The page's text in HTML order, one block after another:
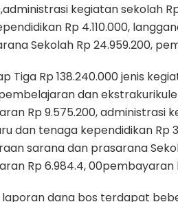
kegiatan sekolah
Rp 4.110.000,
Sekolah Rp 24.959.200,
Tiga Rp 138.240.000 jenis
dan
Rp 9.575.200, administrasi
dan tenaga kependidikan Rp
sarana dan prasarana
Rp 6.984.4, 00pembayaran
laporan dana bos terdapat